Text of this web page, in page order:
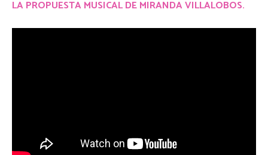
LA PROPUESTA MUSICAL DE MIRANDA VILLALOBOS.